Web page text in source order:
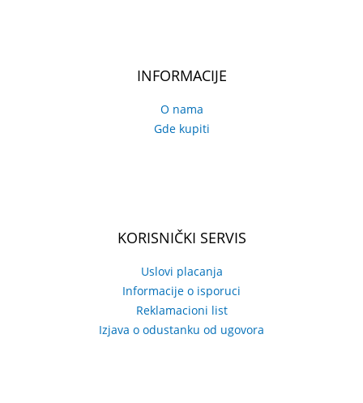
INFORMACIJE
O nama
Gde kupiti
KORISNIČKI SERVIS
Uslovi placanja
Informacije o isporuci
Reklamacioni list
Izjava o odustanku od ugovora